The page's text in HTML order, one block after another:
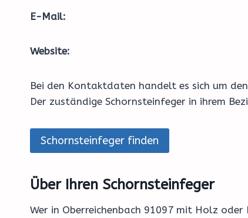
E-Mail:
Website:
Bei den Kontaktdaten handelt es sich um
Der zuständige Schornsteinfeger in ihrem
Schornsteinfeger finden
Über Ihren Schornsteinfeger
Wer in Oberreichenbach 91097 mit Holz